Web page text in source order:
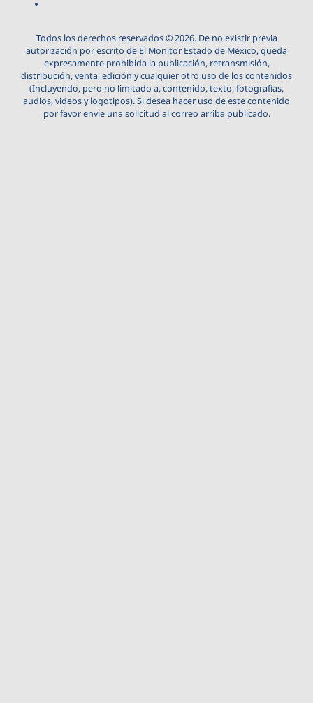
Todos los derechos reservados © 2026. De no existir previa
autorización por escrito de El Monitor Estado de México, queda
expresamente prohibida la publicación, retransmisión,
distribución, venta, edición y cualquier otro uso de los contenidos
(Incluyendo, pero no limitado a, contenido, texto, fotografías,
audios, videos y logotipos). Si desea hacer uso de este contenido
por favor envie una solicitud al correo arriba publicado.